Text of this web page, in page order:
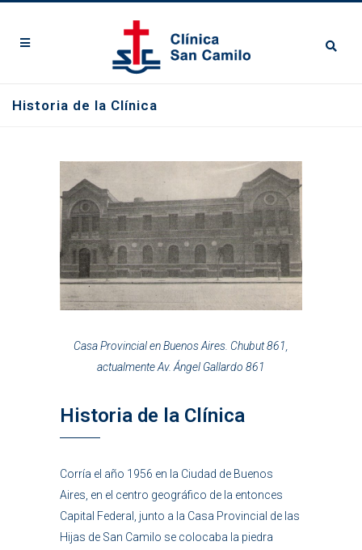
Historia de la Clínica
Casa Provincial en Buenos Aires. Chubut 861,
actualmente Av. Ángel Gallardo 861
Historia de la Clínica
Corría el año 1956 en la Ciudad de Buenos
Aires, en el centro geográfico de la entonces
Capital Federal, junto a la Casa Provincial de las
Hijas de San Camilo se colocaba la piedra